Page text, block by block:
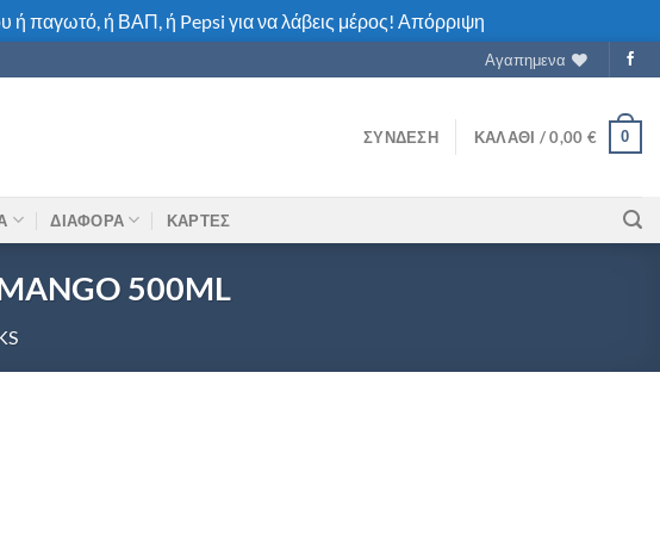
ή παγωτό, ή ΒΑΠ, ή Pepsi για να λάβεις μέρος! Απόρριψη
Αγαπημενα
ΣΎΝΔΕΣΗ ΚΑΛΆΘΙ /0,00 € 0
ΔΙΑΦΟΡΑ ΚΑΡΤΕΣ
MANGO 500ML